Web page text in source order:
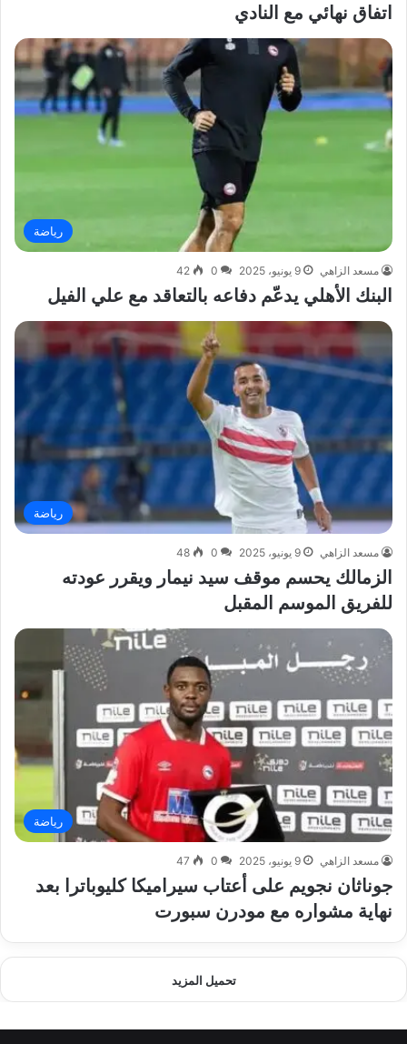
اتفاق نهائي مع النادي
رياضة
مسعد الزاهي 9 يونيو، 2025 0
42
البنك الأهلي يدعّم دفاعه بالتعاقد مع علي الفيل
رياضة
مسعد الزاهي 9 يونيو، 2025 0
48
الزمالك يحسم موقف سيد نيمار ويقرر عودته
للفريق الموسم المقبل
رياضة
مسعد الزاهي 9 يونيو، 2025 0
47
جوناثان نجويم على أعتاب سيراميكا كليوباترا بعد
نهاية مشواره مع مودرن سبورت
تحميل المزيد